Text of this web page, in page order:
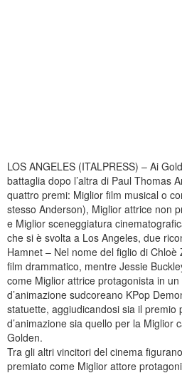
LOS ANGELES (ITALPRESS) – Ai
battaglia dopo l’altra di Paul Thomas
quattro premi: Miglior film musical o
stesso Anderson), Miglior attrice non
e Miglior sceneggiatura
che si è svolta a Los Angeles, due
Hamnet – Nel nome del figlio di
film drammatico, mentre Jessie
come Miglior attrice protagonista in
d’animazione sudcoreano KPop
statuette, aggiudicandosi sia il premio
d’animazione sia quello per la Miglior
Golden.
Tra gli altri vincitori del cinema
premiato come Miglior attore